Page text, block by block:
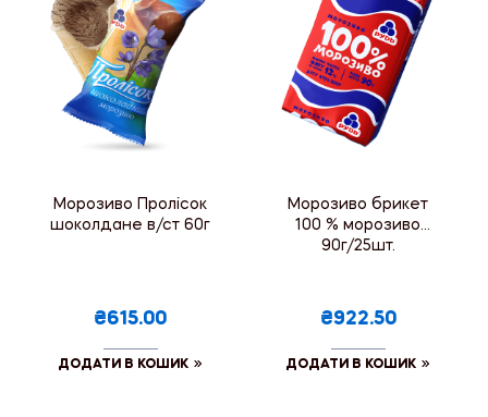
Морозиво Пролісок
шоколдане в/ст 60г
₴615.00
ДОДАТИ В КОШИК
Морозиво брикет
100 % морозиво
90г/25шт.
₴922.50
ДОДАТИ В КОШИК